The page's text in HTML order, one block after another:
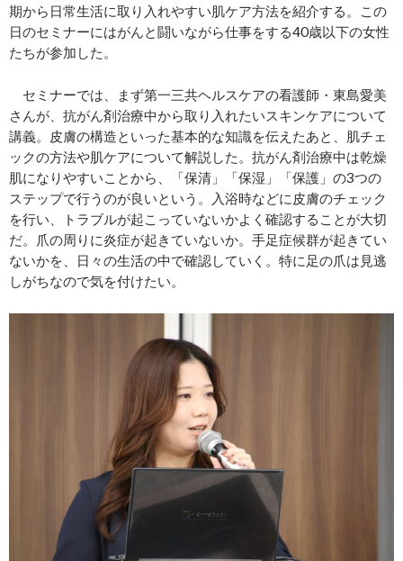
期から日常生活に取り入れやすい肌ケア方法を紹介する。この
日のセミナーにはがんと闘いながら仕事をする40歳以下の女性
たちが参加した。
セミナーでは、まず第一三共ヘルスケアの看護師・東島愛美
さんが、抗がん剤治療中から取り入れたいスキンケアについて
講義。皮膚の構造といった基本的な知識を伝えたあと、肌チェ
ックの方法や肌ケアについて解説した。抗がん剤治療中は乾燥
肌になりやすいことから、「保清」「保湿」「保護」の3つの
ステップで行うのが良いという。入浴時などに皮膚のチェック
を行い、トラブルが起こっていないかよく確認することが大切
だ。爪の周りに炎症が起きていないか。手足症候群が起きてい
ないかを、日々の生活の中で確認していく。特に足の爪は見逃
しがちなので気を付けたい。